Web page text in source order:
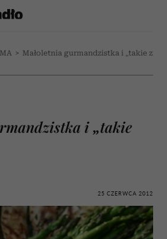
> Małoletnia gurmandzistka i „takie
i „takie
25 CZERWCA 2012